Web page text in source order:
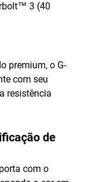
3 (40
premium, o G-
com seu
resistência
de
com o